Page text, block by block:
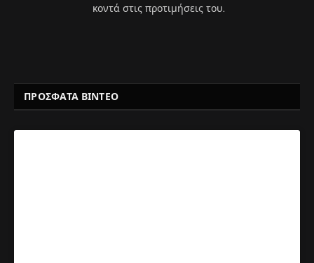
κοντά στις προτιμήσεις του.
ΠΡΟΣΦΑΤΑ ΒΙΝΤΕΟ